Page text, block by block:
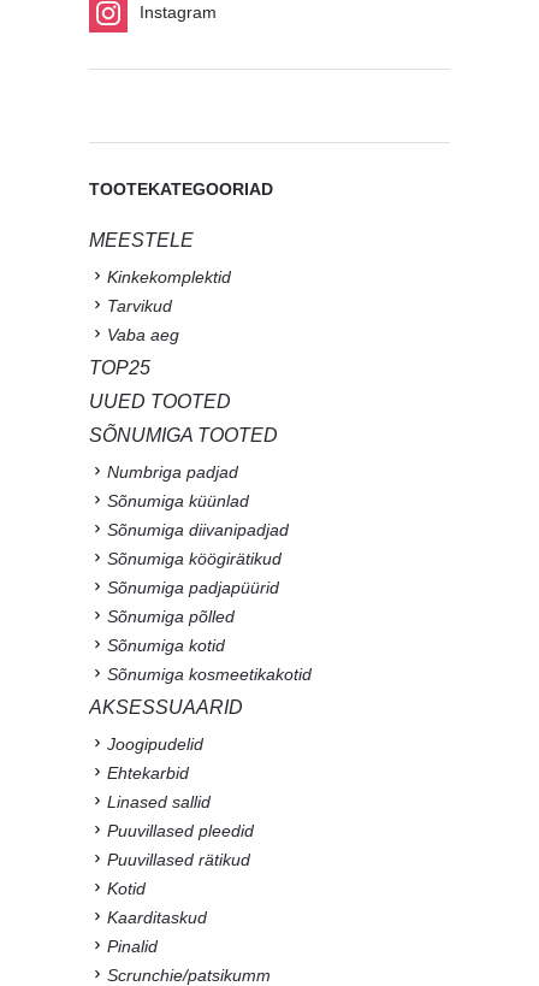
Instagram
TOOTEKATEGOORIAD
MEESTELE
Kinkekomplektid
Tarvikud
Vaba aeg
TOP25
UUED TOOTED
SÕNUMIGA TOOTED
Numbriga padjad
Sõnumiga küünlad
Sõnumiga diivanipadjad
Sõnumiga köögirätikud
Sõnumiga padjapüürid
Sõnumiga põlled
Sõnumiga kotid
Sõnumiga kosmeetikakotid
AKSESSUAARID
Joogipudelid
Ehtekarbid
Linased sallid
Puuvillased pleedid
Puuvillased rätikud
Kotid
Kaarditaskud
Pinalid
Scrunchie/patsikumm